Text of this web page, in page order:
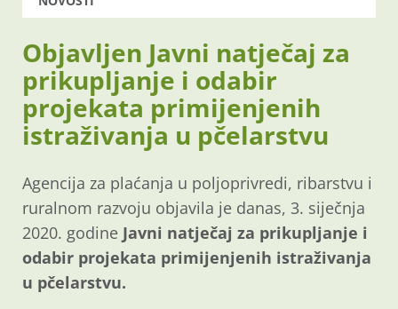
Objavljen Javni natječaj za
prikupljanje i odabir
projekata primijenjenih
istraživanja u pčelarstvu
Agencija za plaćanja u poljoprivredi, ribarstvu i
ruralnom razvoju objavila je danas, 3. siječnja
2020. godine Javni natječaj za prikupljanje i
odabir projekata primijenjenih istraživanja
u pčelarstvu.